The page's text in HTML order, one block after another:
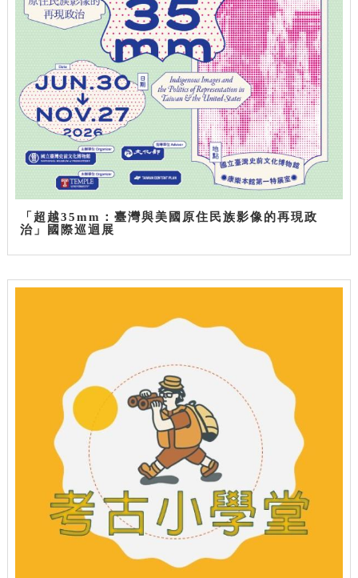
「超越35mm：臺灣與美國原住民族影像的再現政
治」國際巡迴展